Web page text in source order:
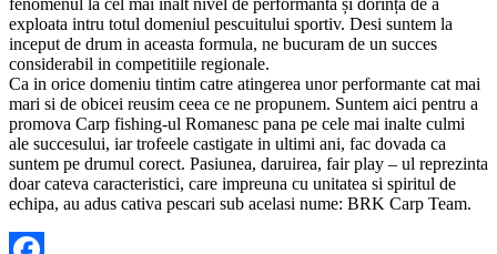
exploata intru totul domeniul pescuitului sportiv. Desi suntem la
inceput de drum in aceasta formula, ne bucuram de un succes
considerabil in competitiile regionale.
Ca in orice domeniu tintim catre atingerea unor performante cat mai
mari si de obicei reusim ceea ce ne propunem. Suntem aici pentru a
promova Carp fishing-ul Romanesc pana pe cele mai inalte culmi
ale succesului, iar trofeele castigate in ultimi ani, fac dovada ca
suntem pe drumul corect. Pasiunea, daruirea, fair play – ul reprezinta
doar cateva caracteristici, care impreuna cu unitatea si spiritul de
echipa, au adus cativa pescari sub acelasi nume: BRK Carp Team.